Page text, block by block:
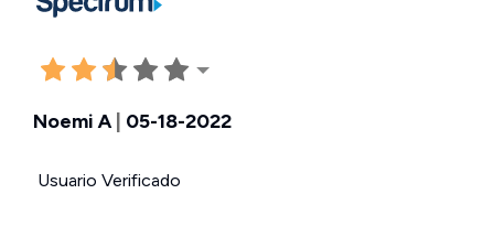
Noemi A| 05-18-2022
Usuario Verificado